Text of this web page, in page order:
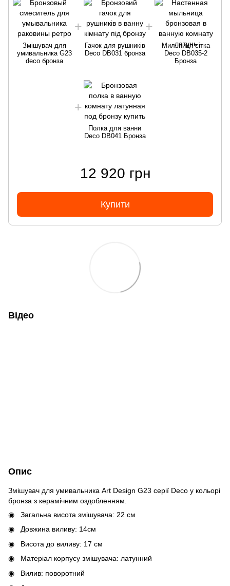
Змішувач для
умивальника G23
deco бронза
Гачок для рушників
Deco DB031 бронза
Мильниця сітка
Deco DB035-2
Бронза
Полка для ванни
Deco DB041 Бронза
12 920 грн
Купити
Відео
Опис
Змішувач для умивальника Art Design G23 серії Deco у кольорі
бронза з керамічним оздобленням.
Загальна висота змішувача: 22 см
Довжина виливу: 14см
Висота до виливу: 17 см
Матеріал корпусу змішувача: латунний
Вилив: поворотний